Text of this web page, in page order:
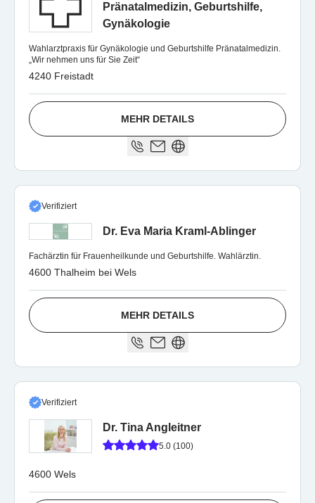
Pränatalmedizin, Geburtshilfe,
Gynäkologie
Wahlarztpraxis für Gynäkologie und Geburtshilfe Pränatalmedizin.
„Wir nehmen uns für Sie Zeit“
4240 Freistadt
MEHR DETAILS
Verifiziert
Dr. Eva Maria Kraml-Ablinger
Fachärztin für Frauenheilkunde und Geburtshilfe. Wahlärztin.
4600 Thalheim bei Wels
MEHR DETAILS
Verifiziert
Dr. Tina Angleitner
5.0 (100)
4600 Wels